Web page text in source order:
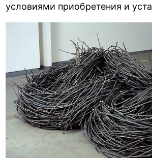
условиями приобретения и